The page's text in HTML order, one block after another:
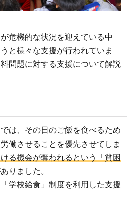
危機的な状況を迎えている中
と様々な支援が行われていま
問題に対する支援について解説
は、その日のご飯を食べるため
働させることを優先させてしま
る機会が奪われるという「貧困
りました。
学校給食」制度を利用した支援